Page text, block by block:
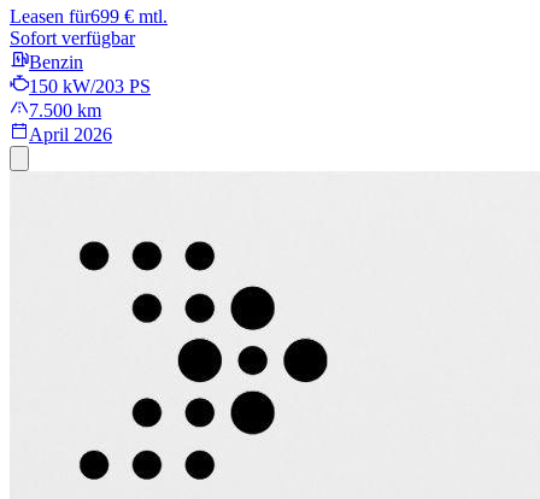
Leasen für699 € mtl.
Sofort verfügbar
Benzin
150 kW/203 PS
7.500 km
April 2026